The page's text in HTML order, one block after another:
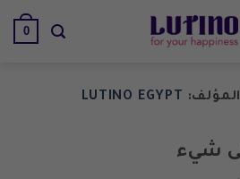
0
LUTINO EGYPT
شيء